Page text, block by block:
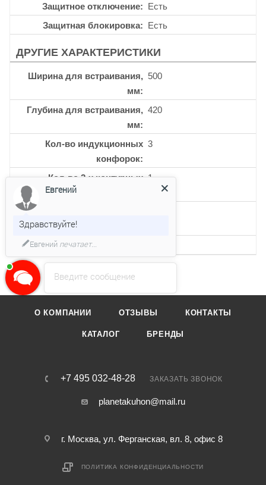
Защитное отключение
Есть
Защитная блокировка
Есть
ДРУГИЕ ХАРАКТЕРИСТИКИ
Ширина для встраивания,
мм
500
Глубина для встраивания,
мм
420
Кол-во индукционных
конфорок
3
Кол-во 2-х контурных 1
Кол-во уровней мощности
О КОМПАНИИ ОТЗЫВЫ КОНТАКТЫ
КАТАЛОГ БРЕНДЫ
+7 495 032-48-28 ЗАКАЗАТЬ ЗВОНОК
planetakuhon@mail.ru
г. Москва, ул. Ферганская, вл. 8, офис 8
ПОЛИТИКА КОНФИДЕНЦИАЛЬНОСТИ
Введите сообщение
Евгений
Здравствуйте!
Евгенийпечатает...